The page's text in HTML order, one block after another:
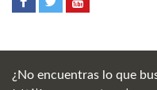
¿No encuentras lo que